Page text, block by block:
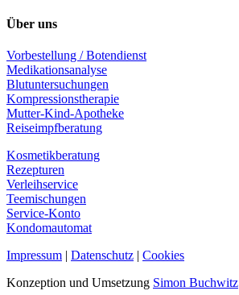
Über uns
Vorbestellung / Botendienst
Medikationsanalyse
Blutuntersuchungen
Kompressionstherapie
Mutter-Kind-Apotheke
Reiseimpfberatung
Kosmetikberatung
Rezepturen
Verleihservice
Teemischungen
Service-Konto
Kondomautomat
Impressum | Datenschutz | Cookies
Konzeption und Umsetzung Simon Buchwitz